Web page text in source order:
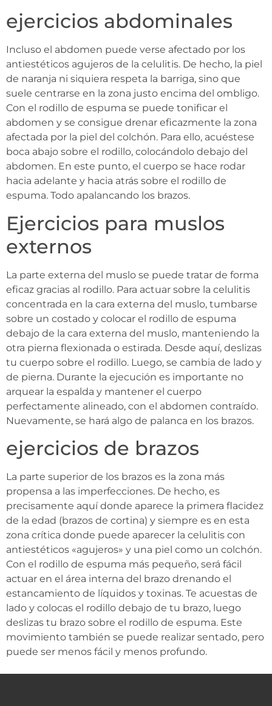
ejercicios abdominales
Incluso el abdomen puede verse afectado por los
antiestéticos agujeros de la celulitis. De hecho, la piel
de naranja ni siquiera respeta la barriga, sino que
suele centrarse en la zona justo encima del ombligo.
Con el rodillo de espuma se puede tonificar el
abdomen y se consigue drenar eficazmente la zona
afectada por la piel del colchón. Para ello, acuéstese
boca abajo sobre el rodillo, colocándolo debajo del
abdomen. En este punto, el cuerpo se hace rodar
hacia adelante y hacia atrás sobre el rodillo de
espuma. Todo apalancando los brazos.
Ejercicios para muslos
externos
La parte externa del muslo se puede tratar de forma
eficaz gracias al rodillo. Para actuar sobre la celulitis
concentrada en la cara externa del muslo, tumbarse
sobre un costado y colocar el rodillo de espuma
debajo de la cara externa del muslo, manteniendo la
otra pierna flexionada o estirada. Desde aquí, deslizas
tu cuerpo sobre el rodillo. Luego, se cambia de lado y
de pierna. Durante la ejecución es importante no
arquear la espalda y mantener el cuerpo
perfectamente alineado, con el abdomen contraído.
Nuevamente, se hará algo de palanca en los brazos.
ejercicios de brazos
La parte superior de los brazos es la zona más
propensa a las imperfecciones. De hecho, es
precisamente aquí donde aparece la primera flacidez
de la edad (brazos de cortina) y siempre es en esta
zona crítica donde puede aparecer la celulitis con
antiestéticos «agujeros» y una piel como un colchón.
Con el rodillo de espuma más pequeño, será fácil
actuar en el área interna del brazo drenando el
estancamiento de líquidos y toxinas. Te acuestas de
lado y colocas el rodillo debajo de tu brazo, luego
deslizas tu brazo sobre el rodillo de espuma. Este
movimiento también se puede realizar sentado, pero
puede ser menos fácil y menos profundo.